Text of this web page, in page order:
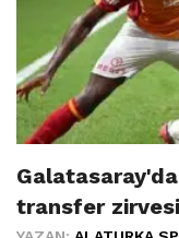
transfer